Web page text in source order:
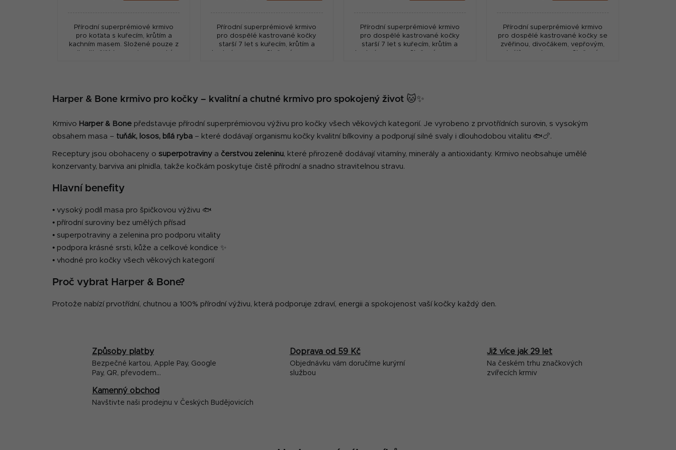
Přírodní superprémiové krmivo
pro koťata s kuřecím, krůtím a
kachním masem. Složené pouze z
nejkvalitnějších surovin s vysokým
Přírodní superprémiové krmivo
pro dospělé kastrované kočky
starší 7 let s kuřecím, krůtím a
kachním masem. Složené pouze z
Přírodní superprémiové krmivo
pro dospělé kastrované kočky
starší 7 let s kuřecím, krůtím a
kachním masem. Složené pouze z
Přírodní superprémiové krmivo
pro dospělé kastrované kočky se
zvěřinou, divočákem, vepřovým,
králíkem a lososem. Složené
l
d
a
í
p
Harper & Bone krmivo pro kočky – kvalitní a chutné krmivo pro spokojený život 🐱✨
Krmivo Harper & Bone představuje přírodní superprémiovou výživu pro kočky všech věkových kategorií. Je vyrobeno z prvotřídních surovin, s vysokým
obsahem masa – tuňák, losos, bílá ryba – které dodávají organismu kočky kvalitní bílkoviny a podporují silné svaly i dlouhodobou vitalitu 🐟🍗.
Receptury jsou obohaceny o superpotraviny a čerstvou zeleninu, které přirozeně dodávají vitamíny, minerály a antioxidanty. Krmivo neobsahuje umělé
konzervanty, barviva ani plnidla, takže kočkám poskytuje čistě přírodní a snadno stravitelnou stravu.
Hlavní benefity
• vysoký podíl masa pro špičkovou výživu 🐟
• přírodní suroviny bez umělých přísad
• superpotraviny a zelenina pro podporu vitality
• podpora krásné srsti, kůže a celkové kondice ✨
• vhodné pro kočky všech věkových kategorií
Proč vybrat Harper & Bone?
Protože nabízí prvotřídní, chutnou a 100% přírodní výživu, která podporuje zdraví, energii a spokojenost vaší kočky každý den.
Způsoby platby
Bezpečné kartou, Apple Pay, Google
Pay, QR, převodem...
Doprava od 59 Kč
Objednávku vám doručíme kurýrní
službou
Již více jak 29 let
Na českém trhu značkových
zvířecích krmiv
Kamenný obchod
Navštivte naši prodejnu v Českých Budějovicích